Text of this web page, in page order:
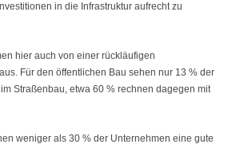
in die Infrastruktur aufrecht zu
hier auch von einer rückläufigen
Für den öffentlichen Bau sehen nur 13 % der
Straßenbau, etwa 60 % rechnen dagegen mit
weniger als 30 % der Unternehmen eine gute